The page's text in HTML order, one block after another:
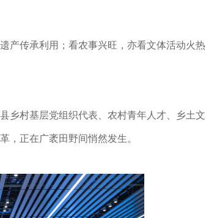
产传承利用；看农事兴旺，亦看文体活动火热
乡村基层党组织代表、农村青年人才、乡土文
，正在广袤田野间悄然发生。